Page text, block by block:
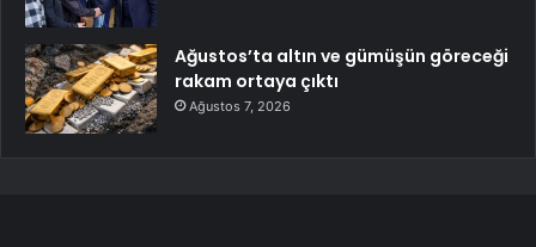
Ağustos’ta altın ve gümüşün göreceği
rakam ortaya çıktı
Ağustos 7, 2026